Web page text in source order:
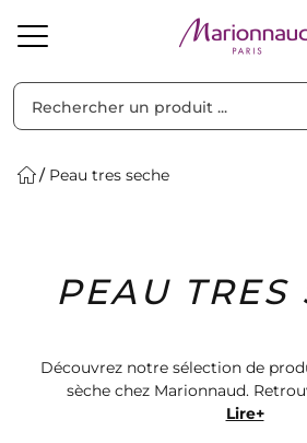
Solaire Homme Marques
Peau tres seche
PEAU TRES
Découvrez notre sélection de
sèche chez Marionnaud.
hydratantes, des lotionsLire+